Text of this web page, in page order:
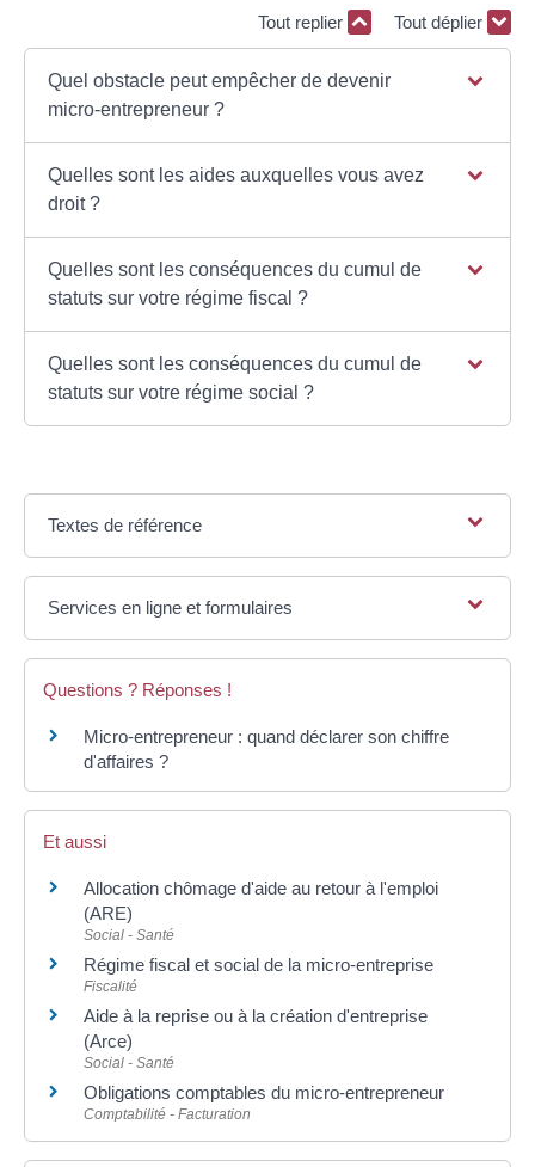
Tout replier Tout déplier
Quel obstacle peut empêcher de devenir
micro-entrepreneur ?
Quelles sont les aides auxquelles vous avez
droit ?
Quelles sont les conséquences du cumul de
statuts sur votre régime fiscal ?
Quelles sont les conséquences du cumul de
statuts sur votre régime social ?
Textes de référence
Services en ligne et formulaires
Questions ? Réponses !
Micro-entrepreneur : quand déclarer son chiffre
d'affaires ?
Et aussi
Allocation chômage d'aide au retour à l'emploi
(ARE)
Social - Santé
Régime fiscal et social de la micro-entreprise
Fiscalité
Aide à la reprise ou à la création d'entreprise
(Arce)
Social - Santé
Obligations comptables du micro-entrepreneur
Comptabilité - Facturation